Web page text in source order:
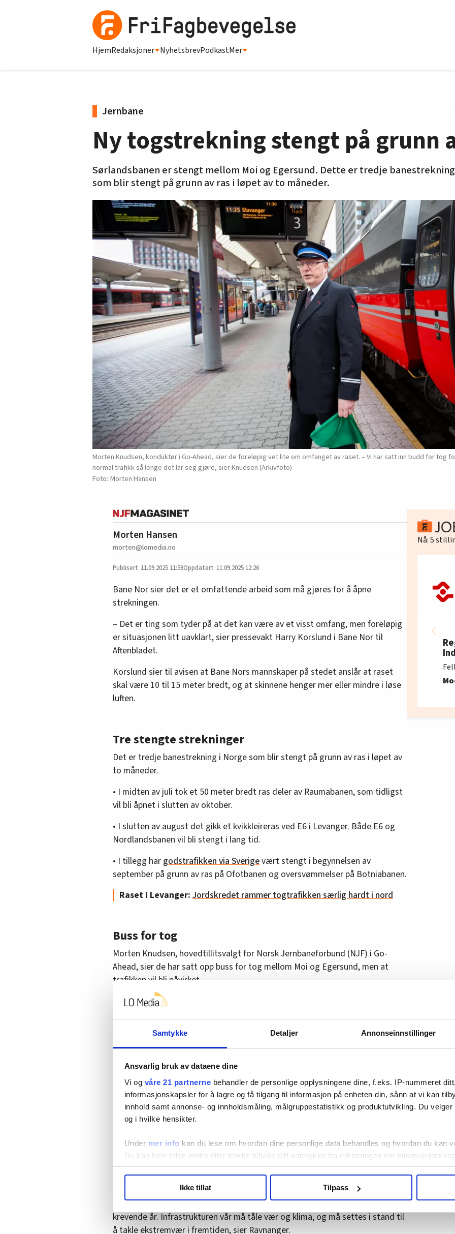
Samtykke Detaljer Annonseinnstillinger
Ansvarlig bruk av dataene dine
Vi og våre 21 partnerne behandler de personlige opplysningene dine, f.eks. IP-nummeret
informasjonskapsler for å lagre og få tilgang til informasjon på enheten din, sånn at vi kan
innhold samt annonse- og innholdsmåling, målgruppestatistikk og produktutvikling. Du
og i hvilke hensikter.
Under mer info kan du lese om hvordan dine personlige data behandles og hvordan du kan
Du kan hele tiden endre eller trekke tilbake ditt samtykke fra erklæringen om
hvordan våre nettsider blir brukt slik at vi tilby relevant innhold, tilpassede annonser og
annonsering. Disse er angitt i oversikten lengre ned på denne siden.
Ikke tillat Tilpass
HjemRedaksjoner NyhetsbrevPodkastMer
Jernbane
Ny togstrekning stengt på grunn
Sørlandsbanen er stengt mellom Moi og Egersund. Dette er tredje
som blir stengt på grunn av ras i løpet av to måneder.
Morten Knudsen, konduktør i Go-Ahead, sier de foreløpig vet lite om omfanget av raset. – Vi har satt inn budd for
normal trafikk så lenge det lar seg gjøre, sier Knudsen (Arkivfoto)
Morten Hansen
Morten Hansen
morten@lomedia.no
11.09.2025 11:58 11.09.2025 12:26
Bane Nor sier det er et omfattende arbeid som må gjøres for å åpne
strekningen.
– Det er ting som tyder på at det kan være av et visst omfang, men foreløpig
er situasjonen litt uavklart, sier pressevakt Harry Korslund i Bane Nor til
Aftenbladet.
Korslund sier til avisen at Bane Nors mannskaper på stedet anslår at raset
skal være 10 til 15 meter bredt, og at skinnene henger mer eller mindre i løse
luften.
Tre stengte strekninger
Det er tredje banestrekning i Norge som blir stengt på grunn av ras i løpet av
to måneder.
• I midten av juli tok et 50 meter bredt ras deler av Raumabanen, som tidligst
vil bli åpnet i slutten av oktober.
• I slutten av august det gikk et kvikkleireras ved E6 i Levanger. Både E6 og
Nordlandsbanen vil bli stengt i lang tid.
• I tillegg har godstrafikken via Sverigevært stengt i begynnelsen av
september på grunn av ras på Ofotbanen og oversvømmelser på Botniabanen.
Raset i Levanger: Jordskredet rammer togtrafikken særlig hardt i nord
Buss for tog
Morten Knudsen, hovedtillitsvalgt for Norsk Jernbaneforbund (NJF) i Go-
Ahead, sier de har satt opp buss for tog mellom Moi og Egersund, men at
trafikken vil bli påvirket.
– Først og fremst er vi glade for at det ikke var trafikk på stedet da raset
– Men tar dette tid, kan det bli vanskelig. Verkstedet vårt er i Stavanger, og vi
får ikke utført vedlikehold på togsettene som er på andre siden av raset, sier
Knudsen.
Han understreker at de som frakter gods på jernbanen er i en enda
vanskeligere situasjon.
– Ekstremt
Mariann Ravnanger i Cargo-landsrådet i NJF konstaterer at godsselskapene
på jernbanen er rammet av at fire banestrekninger satt ut av drift grunnet ras
– Dette er ekstremt dramatisk for godsnæringen, og en fortsettelse av tre
krevende år. Infrastrukturen vår må tåle vær og klima, og må settes i stand til
å takle ekstremvær i fremtiden, sier Ravnanger.
Nå:5